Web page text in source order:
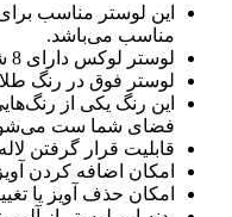
این لوستر مناسب
مناسب می‌باشد.
لوستر لوکس دارای 8 شاخه و 8 شعله می‌باشد.
لوستر فوق در رنگ
این رنگ یکی از
فضای شما ست
قابلیت قرار گرفتن
امکان اضافه کردن
امکان حذف آویز یا